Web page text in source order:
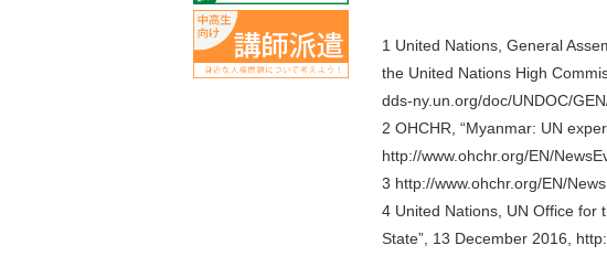
1 United Nations, General
the United Nations High
dds-ny.un.org/doc/UNDOC/
2 OHCHR, “Myanmar: UN
http://www.ohchr.org/EN/
3 http://www.ohchr.org/EN/
4 United Nations, UN Office for
State”, 13 December 2016,